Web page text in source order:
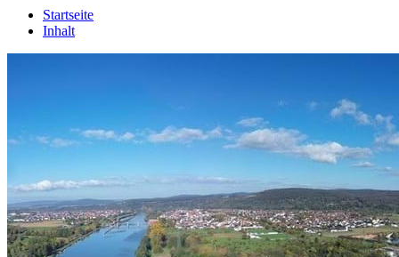
Startseite
Inhalt